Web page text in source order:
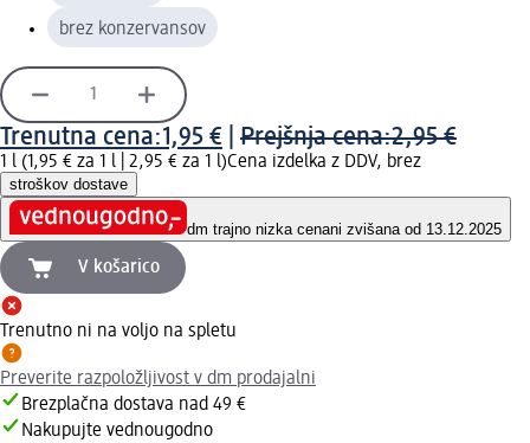
brez konzervansov
Trenutna cena:1,95 € Prejšnja cena:2,95 €
1 l (1,95 € za 1 l | 2,95 € za 1 l)Cena izdelka z DDV, brez
stroškov dostave
dm trajno nizka cenani zvišana od 13.12.2025
V košarico
Trenutno ni na voljo na spletu
Preverite razpoložljivost v dm prodajalni
Brezplačna dostava nad 49 €
Nakupujte vednougodno